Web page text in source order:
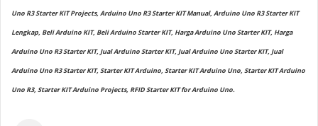
Uno R3 Starter KIT Projects, Arduino Uno R3 Starter KIT Manual, Arduino Uno R3 Starter KIT
Lengkap, Beli Arduino KIT, Beli Arduino Starter KIT, Harga Arduino Uno Starter KIT, Harga
Arduino Uno R3 Starter KIT, Jual Arduino Starter KIT, Jual Arduino Uno Starter KIT, Jual
Arduino Uno R3 Starter KIT, Starter KIT Arduino, Starter KIT Arduino Uno, Starter KIT Arduino
Uno R3, Starter KIT Arduino Projects, RFID Starter KIT for Arduino Uno.